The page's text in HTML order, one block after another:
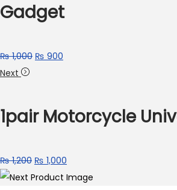
Gadget
₨1,000 ₨ 900
Next
1pair Motorcycle
₨1,200 ₨ 1,000